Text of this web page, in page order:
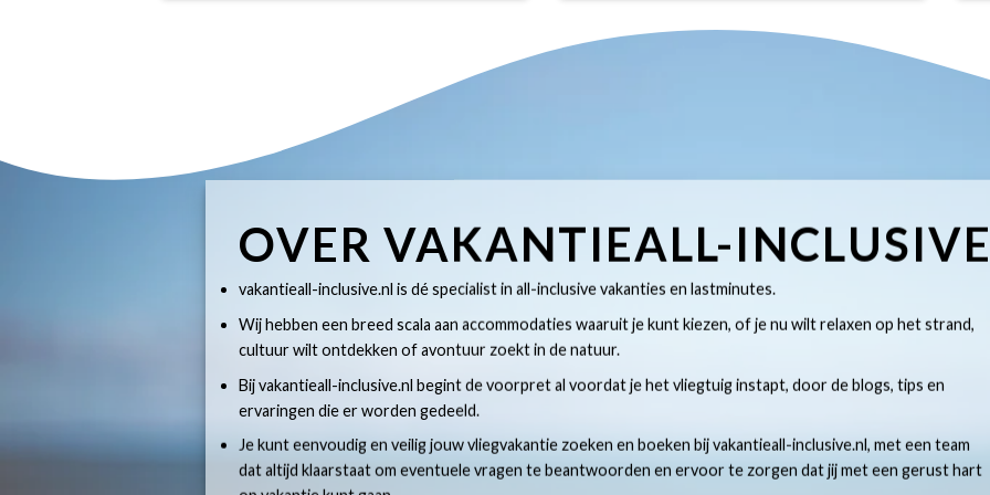
OVER VAKANTIEALL-
vakantieall-inclusive.nl is dé specialist in all-inclusive vakanties en lastminutes.
Wij hebben een breed scala aan accommodaties waaruit je kunt kiezen, of je nu wilt relaxen op het strand,
cultuur wilt ontdekken of avontuur zoekt in de natuur.
Bij vakantieall-inclusive.nl begint de voorpret al voordat je het vliegtuig instapt, door de blogs, tips en
ervaringen die er worden gedeeld.
Je kunt eenvoudig en veilig jouw vliegvakantie zoeken en boeken bij vakantieall-inclusive.nl, met een team
dat altijd klaarstaat om eventuele vragen te beantwoorden en ervoor te zorgen dat jij met een gerust hart